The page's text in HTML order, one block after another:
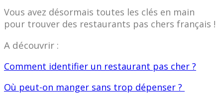
Vous avez désormais toutes les clés en main
pour trouver des restaurants pas chers français !
A découvrir :
Comment identifier un restaurant pas cher ?
Où peut-on manger sans trop dépenser ?